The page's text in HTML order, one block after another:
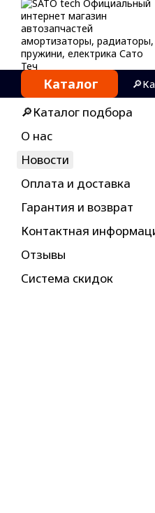
Перейти к основному
Каталог
🔎Каталог подбора
О нас
Новости
Оплата и доставка
Гарантия и возврат
Контактная
Отзывы
Система скидок